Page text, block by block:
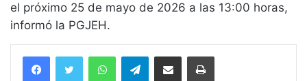
el próximo 25 de mayo de 2026 a las 13:00 horas,
informó la PGJEH.
WhatsAppTelegramCompartir vía email Imprimir